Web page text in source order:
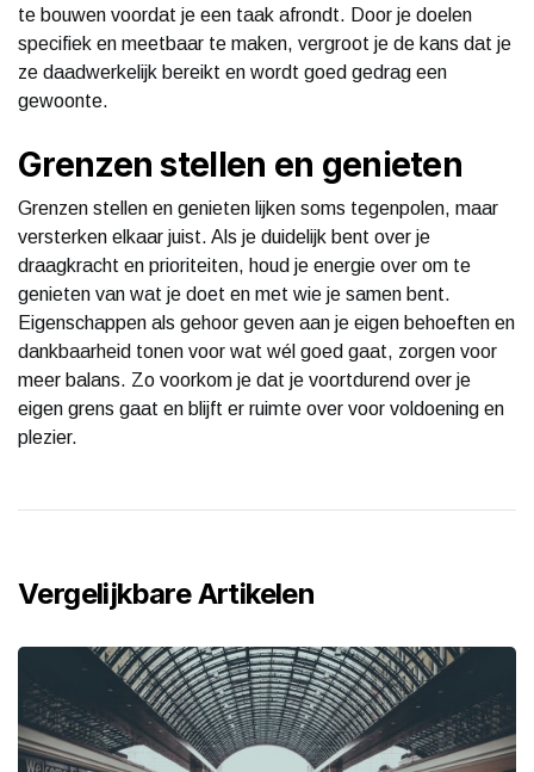
te bouwen voordat je een taak afrondt. Door je doelen
specifiek en meetbaar te maken, vergroot je de kans dat je
ze daadwerkelijk bereikt en wordt goed gedrag een
gewoonte.
Grenzen stellen en genieten
Grenzen stellen en genieten lijken soms tegenpolen, maar
versterken elkaar juist. Als je duidelijk bent over je
draagkracht en prioriteiten, houd je energie over om te
genieten van wat je doet en met wie je samen bent.
Eigenschappen als gehoor geven aan je eigen behoeften en
dankbaarheid tonen voor wat wél goed gaat, zorgen voor
meer balans. Zo voorkom je dat je voortdurend over je
eigen grens gaat en blijft er ruimte over voor voldoening en
plezier.
Vergelijkbare Artikelen